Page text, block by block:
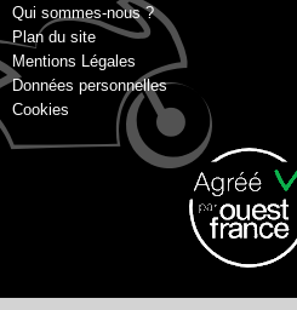
Qui sommes-nous ?
Plan du site
Mentions Légales
Données personnelles
Cookies